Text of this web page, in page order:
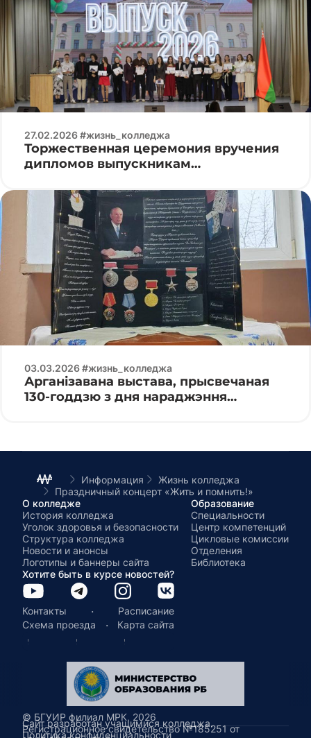
27.02.2026 #жизнь_колледжа
Торжественная церемония вручения
дипломов выпускникам
мобильные системы»
03.03.2026 #жизнь_колледжа
Арганізавана выстава, прысвечаная
130-годдзю з дня нараджэння
Информация
Жизнь колледжа
Праздничный концерт «Жить и помнить!»
О колледже
История колледжа
Уголок здоровья и безопасности
Структура колледжа
Новости и анонсы
Логотипы и баннеры сайта
Образование
Специальности
Центр компетенций
Цикловые комиссии
Отделения
Библиотека
Хотите быть в курсе новостей?
Контакты ·
Расписание
Схема проезда
· Карта сайта
Сайт разработан учащимися колледжа.
Политика конфиденциальности
© БГУИР филиал МРК, 2026
Регистрационное свидетельство №185251 от